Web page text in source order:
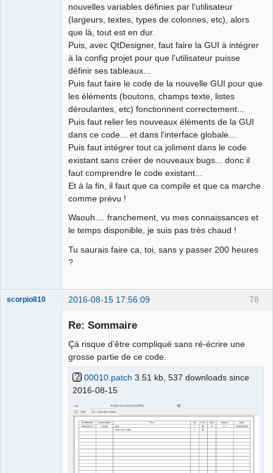
nouvelles variables définies par l'utilisateur
(largeurs, textes, types de colonnes, etc), alors
que là, tout est en dur.
Puis, avec QtDesigner, faut faire la GUI à intégrer
à la config projet pour que l'utilisateur puisse
définir ses tableaux...
Puis faut faire le code de la nouvelle GUI pour que
les éléments (boutons, champs texte, listes
déroulantes, etc) fonctionnent correctement...
Puis faut relier les nouveaux éléments de la GUI
dans ce code... et dans l'interface globale...
Puis faut intégrer tout ca joliment dans le code
existant sans créer de nouveaux bugs... donc il
faut comprendre le code existant...
Et à la fin, il faut que ca compile et que ca marche
comme prévu !
Waouh.... franchement, vu mes connaissances et
le temps disponible, je suis pas très chaud !
Tu saurais faire ca, toi, sans y passer 200 heures
?
78
scorpio810 2016-08-15 17:56:09
Re: Sommaire
Çà risque d’être compliqué sans ré-écrire une
grosse partie de ce code.
00010.patch 3.51 kb, 537 downloads since
2016-08-15